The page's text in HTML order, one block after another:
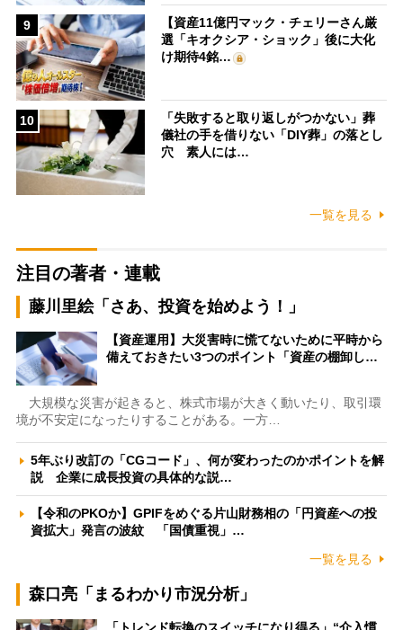
9
【資産11億円マック・チェリーさん厳
選「キオクシア・ショック」後に大化
け期待4銘…
10
「失敗すると取り返しがつかない」葬
儀社の手を借りない「DIY葬」の落とし
穴 素人には…
一覧を見る
注目の著者・連載
藤川里絵「さあ、投資を始めよう！」
【資産運用】大災害時に慌てないために平時から
備えておきたい3つのポイント「資産の棚卸し…
大規模な災害が起きると、株式市場が大きく動いたり、取引環
境が不安定になったりすることがある。一方…
5年ぶり改訂の「CGコード」、何が変わったのかポイントを解
説 企業に成長投資の具体的な説…
【令和のPKOか】GPIFをめぐる片山財務相の「円資産への投
資拡大」発言の波紋 「国債重視」…
一覧を見る
森口亮「まるわかり市況分析」